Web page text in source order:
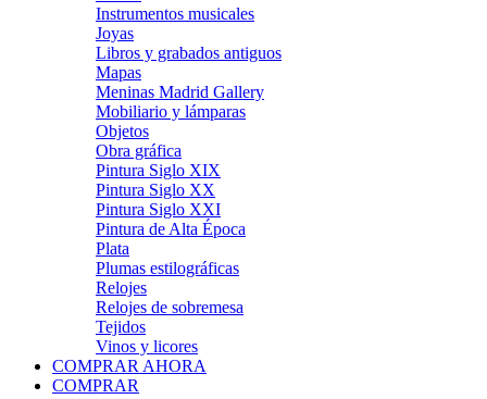
Instrumentos musicales
Joyas
Libros y grabados antiguos
Mapas
Meninas Madrid Gallery
Mobiliario y lámparas
Objetos
Obra gráfica
Pintura Siglo XIX
Pintura Siglo XX
Pintura Siglo XXI
Pintura de Alta Época
Plata
Plumas estilográficas
Relojes
Relojes de sobremesa
Tejidos
Vinos y licores
COMPRAR AHORA
COMPRAR